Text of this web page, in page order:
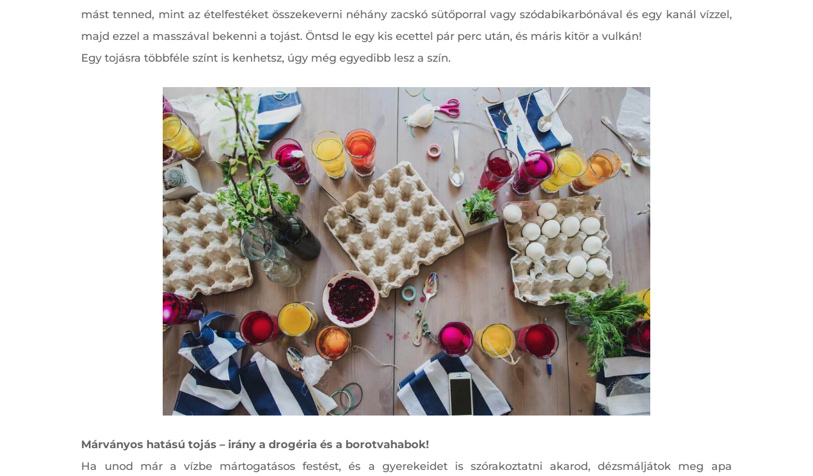
mást tenned, mint az ételfestéket összekeverni néhány zacskó sütőporral vagy szódabikarbónával és egy kanál vízzel,
majd ezzel a masszával bekenni a tojást. Öntsd le egy kis ecettel pár perc után, és máris kitör a vulkán!
Egy tojásra többféle színt is kenhetsz, úgy még egyedibb lesz a szín.
Márványos hatású tojás – irány a drogéria és a borotvahabok!
Ha unod már a vízbe mártogatásos festést, és a gyerekeidet is szórakoztatni akarod, dézsmáljátok meg apa